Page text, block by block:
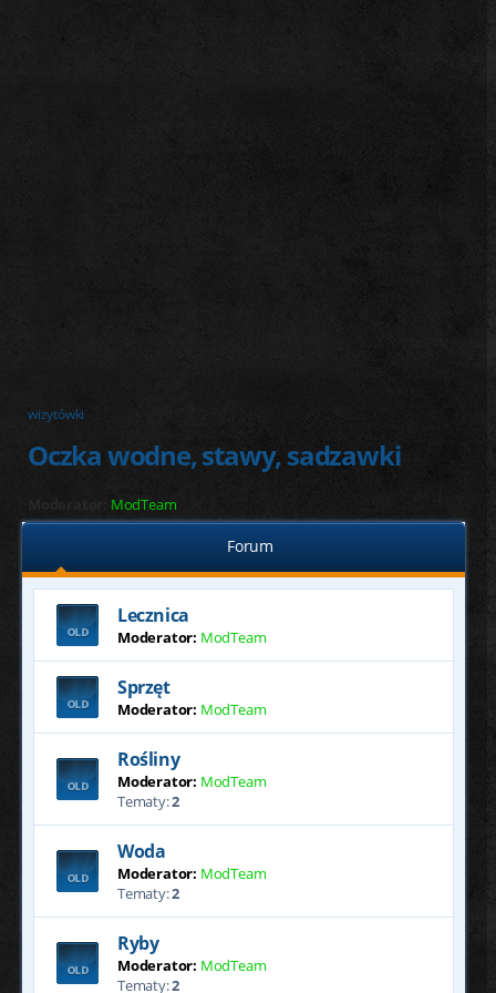
wizytówki
Oczka wodne, stawy, sadzawki
ModTeam
Forum
Lecznica
Moderator: ModTeam
Sprzęt
Moderator: ModTeam
Rośliny
Moderator: ModTeam
Tematy:2
Woda
Moderator: ModTeam
Tematy:2
Ryby
Moderator: ModTeam
Tematy:2